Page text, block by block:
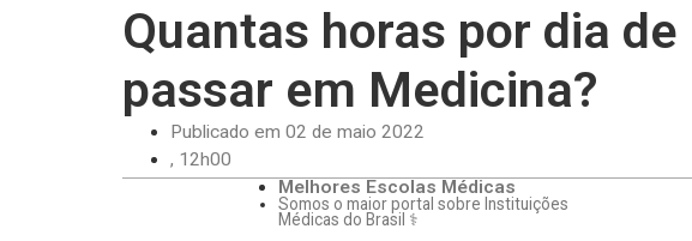
Quantas horas por dia
passar em Medicina?
Publicado em 02 de maio 2022
, 12h00
Melhores Escolas Médicas
Somos o maior portal sobre Instituições
Médicas do Brasil ⚕️